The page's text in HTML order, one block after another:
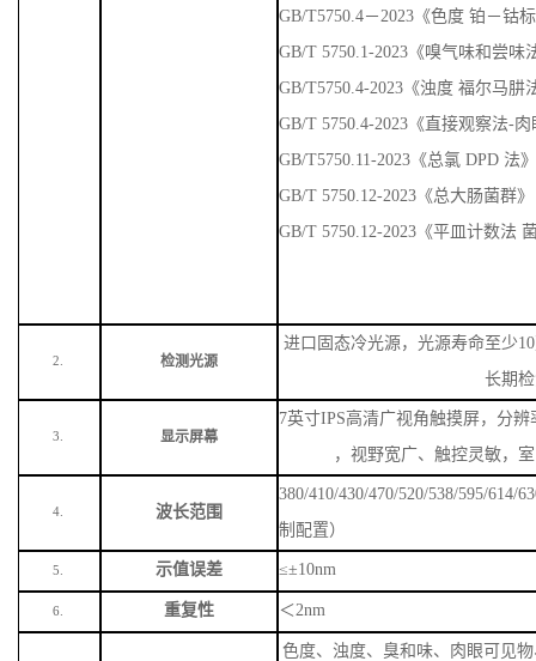
GB/T 5750.6-2023《丁二酮肟分光
GB/T 5750.6-2023《双硫腙分光光
GB/T 5750.12-2023《菌落总数-平
GB/T 5750.12-2023《大肠杆菌-滤
GB/T 5750.4-2023《PH测定-玻璃
GB/T 6920-1986 《水质 pH值的测
GB/T5750.4－2023《色度 铂－钴
GB/T 5750.4-2023《直接观察法-
GB/T5750.11-2023《总氯 DPD 法
GB/T 5750.12-2023《总大肠菌群》
GB/T 5750.12-2023《平皿计数法
2. 检测光源
进口固态冷光源，光源寿命至少
长期
7英寸IPS高清广视角触摸屏，分